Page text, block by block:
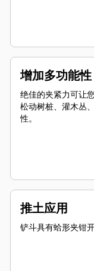
增加多功能性
绝佳的夹紧力可让
松动树桩、灌木丛
性。
推土应用
铲斗具有蛤形夹钳